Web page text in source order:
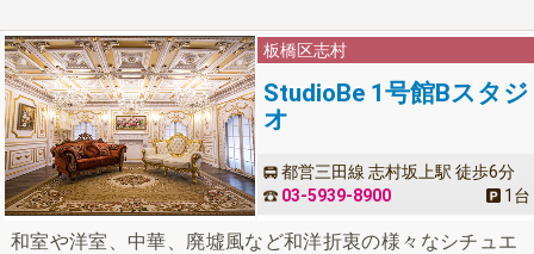
板橋区志村
StudioBe 1号館Bスタジ
オ
都営三田線 志村坂上駅 徒歩6分
1台
03-5939-8900
和室や洋室、中華、廃墟風など和洋折衷の様々なシチュエ